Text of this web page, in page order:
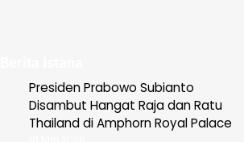
Presiden Prabowo Subianto
Disambut Hangat Raja dan Ratu
Thailand di Amphorn Royal Palace